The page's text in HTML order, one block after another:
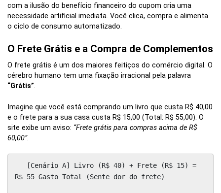
com a ilusão do benefício financeiro do cupom cria uma
necessidade artificial imediata. Você clica, compra e alimenta
o ciclo de consumo automatizado.
O Frete Grátis e a Compra de Complementos
O frete grátis é um dos maiores feitiços do comércio digital. O
cérebro humano tem uma fixação irracional pela palavra
“Grátis”.
Imagine que você está comprando um livro que custa R$ 40,00
e o frete para a sua casa custa R$ 15,00 (Total: R$ 55,00). O
site exibe um aviso: “Frete grátis para compras acima de R$
60,00”.
R$ 55 Gasto Total (Sente dor do frete)